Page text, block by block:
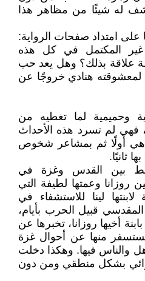
له شيئًا من مظاهر هذا
امتداد صفحات الرواية:
غير المكتمل في كل هذه
علاقة بذلك؟ وهل يعد حب
هنادي خروجًا عن
وحميمية لما تغطيه من
فهي لم تسرد هذه الأحداث
هي أولًا ثم بمشاعر شخوص
ثانيًا.
بين القدس وغزة في
روزانا وعمتها لطيفة التي
لينا للاستشفاء في
قبيل الحرب بأيام،
أخيها روزانا، تخبرها عن
منها عن أحوال غزة
والناس فيها. وهكذا دخلت
بشكل منطقي ومن دون